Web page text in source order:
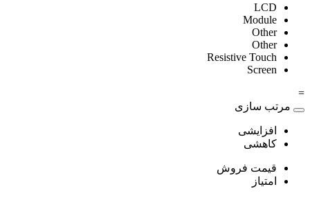
LCD
Module
Other
Other
Resistive Touch
Screen
=
مرتب سازی
افزایشی
کاهشی
قیمت فروش
امتیاز